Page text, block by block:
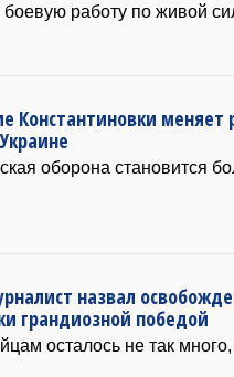
работу по живой
Константиновки меняет
оборона становится
назвал
грандиозной победой
осталось не так